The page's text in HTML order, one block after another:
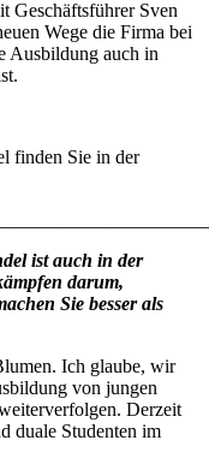
Geschäftsführer Sven
Wege die Firma bei
Ausbildung auch in
finden Sie in der
ist auch in der
darum,
Sie besser als
Ich glaube, wir
von jungen
Derzeit
duale Studenten im